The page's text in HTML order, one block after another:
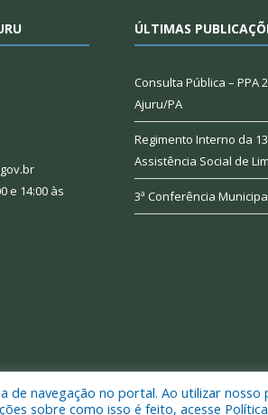
e 14:00 às
ÚLTIMAS
Consulta Pública – PPA
Ajuru/PA
Regimento Interno da
Assistência Social de
3ª Conferência
Municipal de Limoeiro do Ajuru.
de navegação no portal. Ao utilizar
sobre como isso é feito, acesse